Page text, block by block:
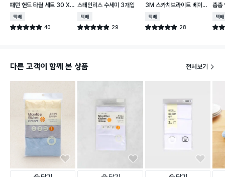
패턴 핸드 타월 세트 30 X
30 cm 3개입
택배배송
별점 4.9점 40
건 작성
스테인리스 수세미 3개입
택배배송
별점 4.9점 29
건 작성
3M 스카치브라이트 베이직
플라워 순면 행주
택배배송
별점 4.9점 28
건 작성
촘촘
5
택배
별점
다른 고객이 함께 본 상품 전체보기